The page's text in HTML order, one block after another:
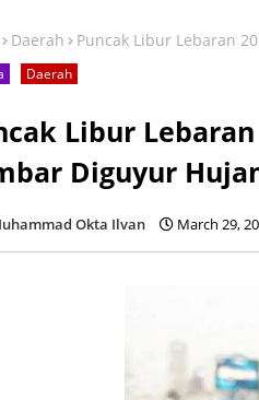
Daerah Puncak Libur Lebaran
Daerah
Libur
Diguyur
Okta Ilvan March 29,